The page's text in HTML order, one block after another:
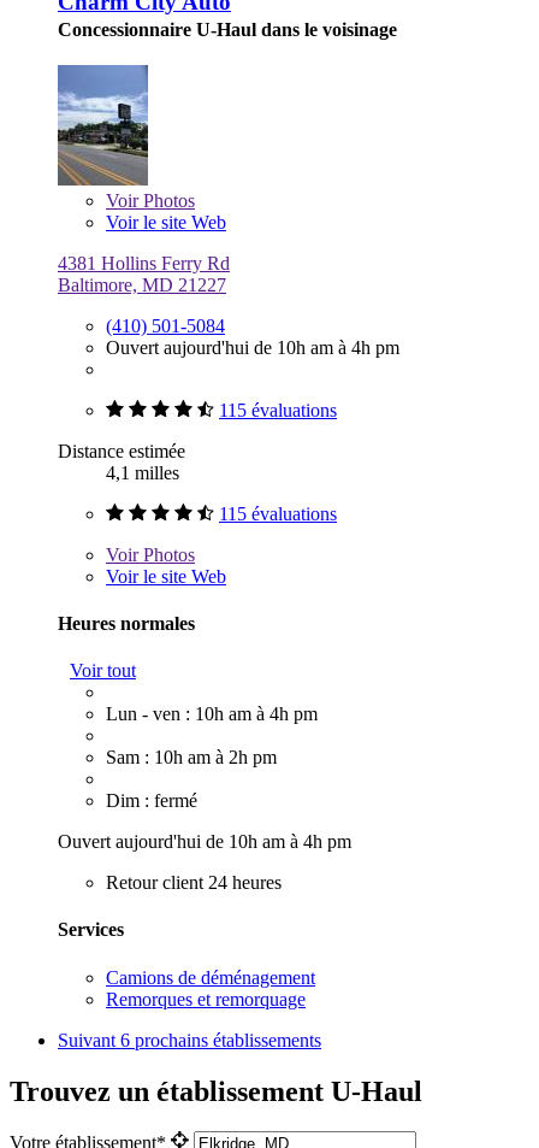
Concessionnaire U-Haul dans le voisinage
VoirPhotos
Voir le site Web
4381 Hollins Ferry Rd
Baltimore, MD 21227
(410) 501-5084
Ouvert aujourd'hui de 10h am à 4h pm
115 évaluations
Distance estimée
4,1 milles
115 évaluations
VoirPhotos
Voir le site Web
Heures normales
Voir tout
Lun - ven : 10h am à 4h pm
Sam : 10h am à 2h pm
Dim : fermé
Ouvert aujourd'hui de 10h am à 4h pm
Retour client 24 heures
Services
Camions de déménagement
Remorques et remorquage
Suivant 6 prochains établissements
Trouvez un établissement U-Haul
Votre établissement*